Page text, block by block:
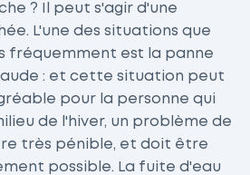
? Il peut s'agir d'une
L'une des situations que
fréquemment est la panne
: et cette situation peut
pour la personne qui
de l'hiver, un problème de
très pénible, et doit être
possible. La fuite d'eau